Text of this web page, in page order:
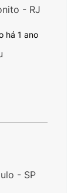
há 1 ano
- RJ
- SP